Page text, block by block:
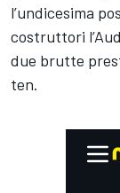
l’undicesima
costruttori
due brutte
ten.